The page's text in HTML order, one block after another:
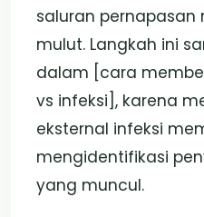
saluran
mulut. Langkah ini
dalam [cara
vs infeksi], karena
eksternal infeksi
mengidentifikasi
yang muncul.